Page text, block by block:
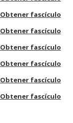
Obtener fascículo
Obtener fascículo
Obtener fascículo
Obtener fascículo
Obtener fascículo
Obtener fascículo